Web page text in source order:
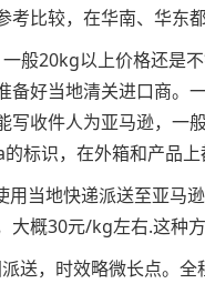
比较，在华南、华东
般20kg以上价格还是
备好当地清关进口商
写收件人为亚马逊，
标识，在外箱和产品上
用当地快递派送至亚
概30元/kg左右.这种
送，时效略微长点。